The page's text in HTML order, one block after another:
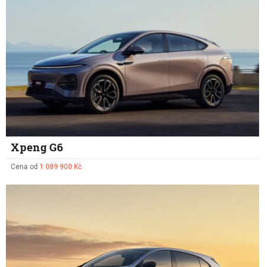
Xpeng G6
Cena od 1 089 900 Kč